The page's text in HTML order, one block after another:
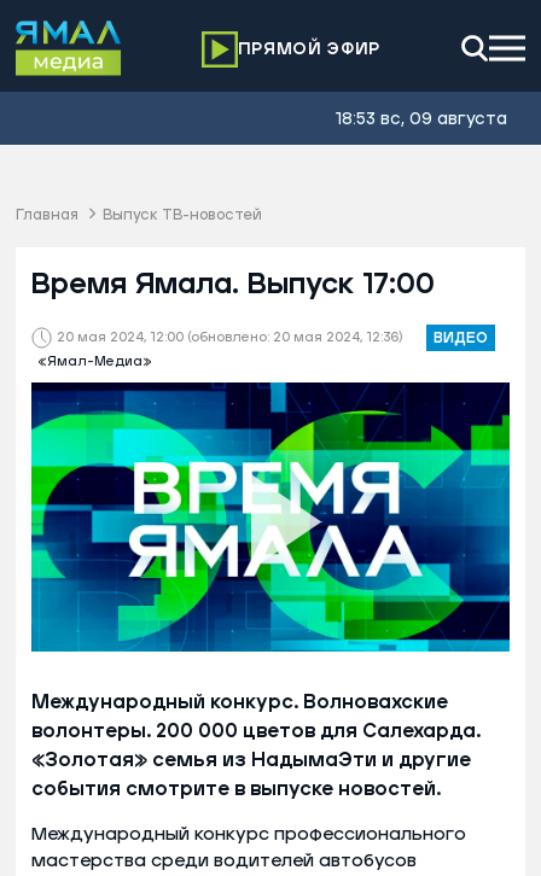
ПРЯМОЙ ЭФИР
18:53 вс, 09 августа
Главная Выпуск ТВ-новостей
20 мая 2024, 12:00 (обновлено: 20 мая 2024, 12:36) ВИДЕО
«Ямал-Медиа»
Время Ямала. Выпуск 17:00
Международный конкурс. Волновахские
волонтеры. 200 000 цветов для Салехарда.
«Золотая» семья из НадымаЭти и другие
события смотрите в выпуске новостей.
Международный конкурс профессионального
мастерства среди водителей автобусов